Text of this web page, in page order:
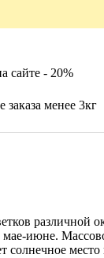
сайте - 20%
заказа менее 3кг
различной
июне.
солнечное